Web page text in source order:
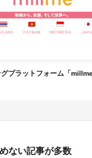
プラットフォーム「millme
ない記事が多数